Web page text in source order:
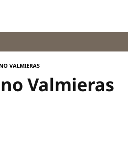
VALMIERAS
Valmieras